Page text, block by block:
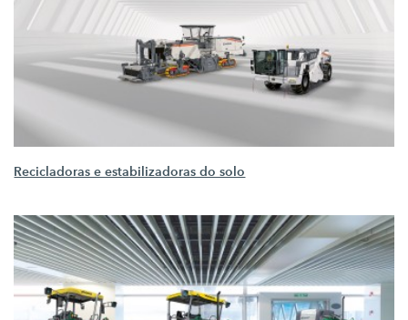
Recicladoras e estabilizadoras do solo